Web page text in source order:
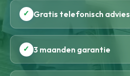
✓ Gratis telefonisch advies
✓ 3 maanden garantie